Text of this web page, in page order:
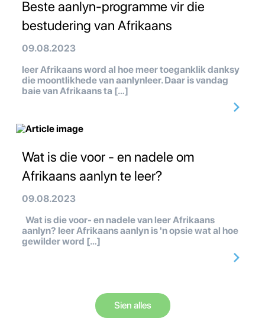
Beste aanlyn-programme vir die
bestudering van Afrikaans
09.08.2023
leer Afrikaans word al hoe meer toeganklik danksy
die moontlikhede van aanlynleer. Daar is vandag
baie van Afrikaans ta […]
Wat is die voor - en nadele om
Afrikaans aanlyn te leer?
09.08.2023
Wat is die voor- en nadele van leer Afrikaans
aanlyn? leer Afrikaans aanlyn is 'n opsie wat al hoe
gewilder word […]
Sien alles